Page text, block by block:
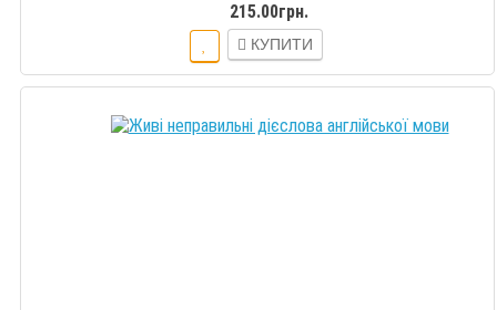
215.00грн.
КУПИТИ